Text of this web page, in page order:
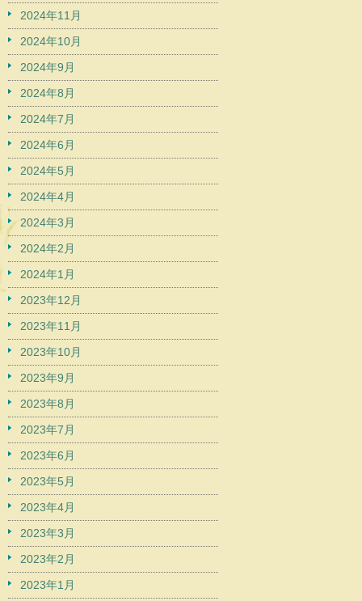
2024年11月
2024年10月
2024年9月
2024年8月
2024年7月
2024年6月
2024年5月
2024年4月
2024年3月
2024年2月
2024年1月
2023年12月
2023年11月
2023年10月
2023年9月
2023年8月
2023年7月
2023年6月
2023年5月
2023年4月
2023年3月
2023年2月
2023年1月